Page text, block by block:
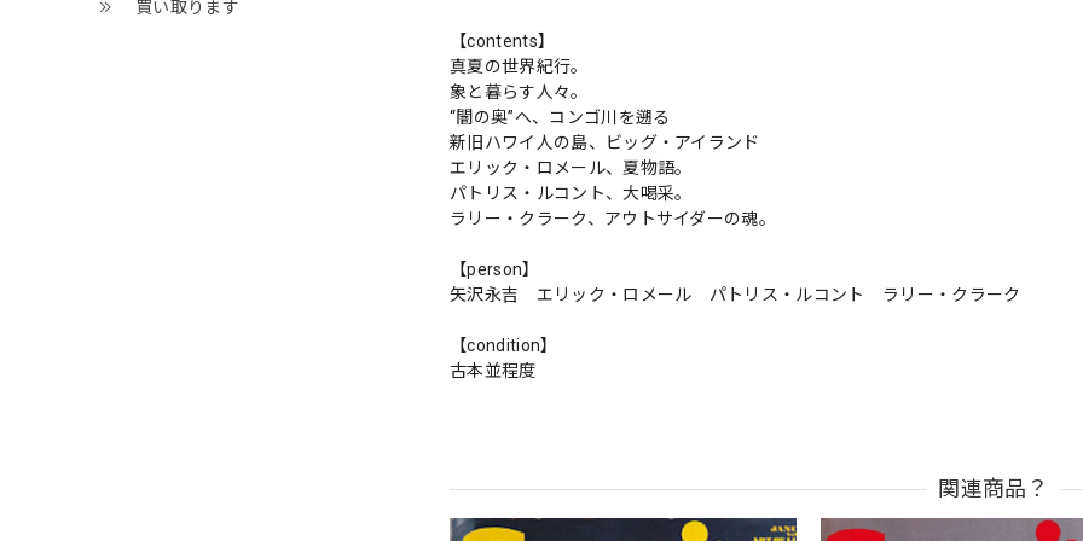
買い取ります
【contents】
真夏の世界紀行。
象と暮らす人々。
“闇の奥”へ、コンゴ川を遡る
新旧ハワイ人の島、ビッグ・アイランド
エリック・ロメール、夏物語。
パトリス・ルコント、大喝采。
ラリー・クラーク、アウトサイダーの魂。
【person】
矢沢永吉 エリック・ロメール パトリス・ルコント ラリー・クラーク
【condition】
古本並程度
関連商品？